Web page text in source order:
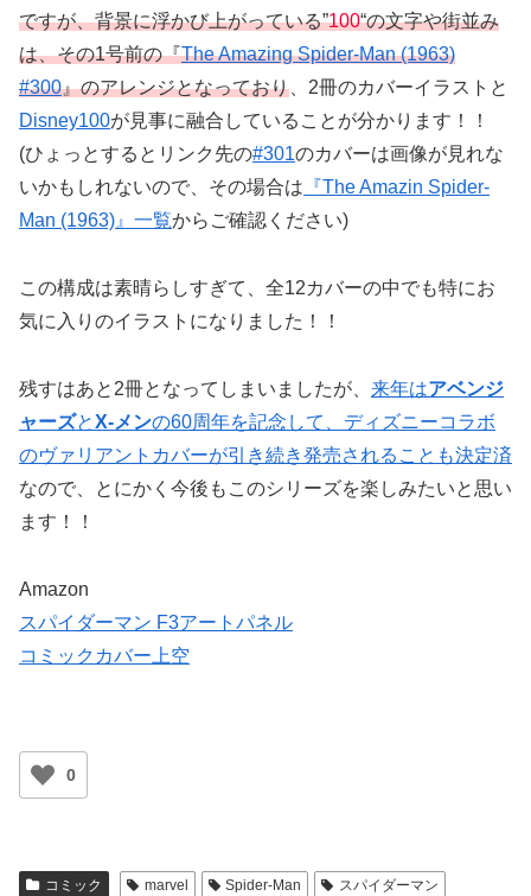
ですが、背景に浮かび上がっている”100“の文字や街並み
は、その1号前の『The Amazing Spider-Man (1963)
#300』のアレンジとなっており 、2冊のカバーイラストと
Disney100が見事に融合していることが分かります！！
(ひょっとするとリンク先の#301のカバーは画像が見れな
いかもしれないので、その場合は 『The Amazin Spider-
Man (1963)』一覧からご確認ください)
この構成は素晴らしすぎて、全12カバーの中でも特にお
気に入りのイラストになりました！！
残すはあと2冊となってしまいましたが、 来年はアベンジ
ャーズとX-メンの60周年を記念して、ディズニーコラボ
のヴァリアントカバーが引き続き発売されることも決定済
なので、とにかく今後もこのシリーズを楽しみたいと思い
ます！！
Amazon
スパイダーマン F3アートパネル
コミックカバー上空
0
コミック marvel Spider-Man
スパイダーマン